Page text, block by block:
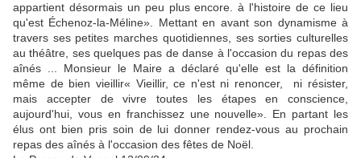
appartient désormais un peu plus encore. à l'histoire de ce lieu
qu'est Échenoz-la-Méline». Mettant en avant son dynamisme à
travers ses petites marches quotidiennes, ses sorties cultu­relles
au théâtre, ses quelques pas de danse à l'occasion du repas des
aînés ... Monsieur le Maire a déclaré qu'elle est la définition
même de bien vieillir« Vieillir, ce n'est ni renoncer, ni résister,
mais accepter de vivre toutes les étapes en conscience,
aujourd'hui, vous en franchissez une nouvelle». En partant les
élus ont bien pris soin de lui donner rendez-vous au prochain
repas des aînés à l'occasion des fêtes de Noël.